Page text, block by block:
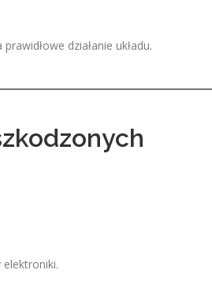
działanie układu.